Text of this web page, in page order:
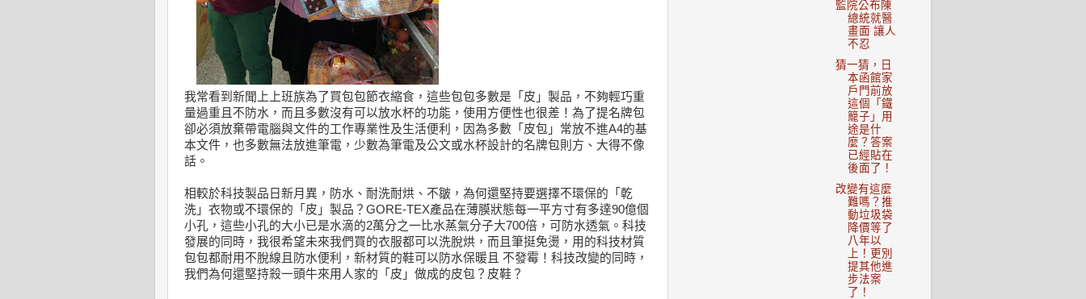
我常看到新聞上上班族為了買包包節衣縮食，這些包包多數是「皮」製品，不夠輕巧重
量過重且不防水，而且多數沒有可以放水杯的功能，使用方便性也很差！為了提名牌包
卻必須放棄帶電腦與文件的工作專業性及生活便利，因為多數「皮包」常放不進A4的基
本文件，也多數無法放進筆電，少數為筆電及公文或水杯設計的名牌包則方、大得不像
話。
相較於科技製品日新月異，防水、耐洗耐烘、不皺，為何還堅持要選擇不環保的「乾
洗」衣物或不環保的「皮」製品？GORE-TEX產品在薄膜狀態每一平方寸有多達90億個
小孔，這些小孔的大小已是水滴的2萬分之一比水蒸氣分子大700倍，可防水透氣。科技
發展的同時，我很希望未來我們買的衣服都可以洗脫烘，而且筆挺免燙，用的科技材質
包包都耐用不脫線且防水便利，新材質的鞋可以防水保暖且 不發霉！科技改變的同時，
我們為何還堅持殺一頭牛來用人家的「皮」做成的皮包？皮鞋？
監院公布陳
總統就醫
畫面 讓人
不忍
猜一猜，日
本函館家
戶門前放
這個「鐵
籠子」用
途是什
麼？答案
已經貼在
後面了！
改變有這麼
難嗎？推
動垃圾袋
降價等了
八年以
上！更別
提其他進
步法案
了！